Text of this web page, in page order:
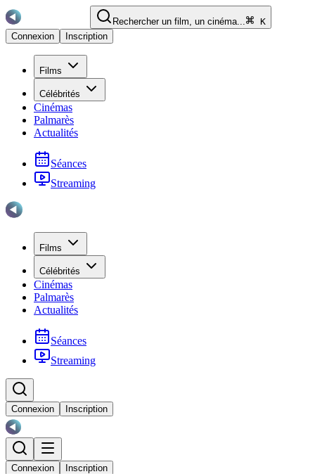
Rechercher un film, un cinéma...
K
Connexion
Inscription
Films
Célébrités
Cinémas
Palmarès
Actualités
Séances
Streaming
Films
Célébrités
Cinémas
Palmarès
Actualités
Séances
Streaming
Connexion Inscription
Connexion Inscription